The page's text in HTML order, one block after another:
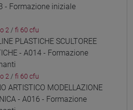
- Formazione iniziale
2 / fi 60 cfu
PLASTICHE SCULTOREE
- A014 - Formazione
2 / fi 60 cfu
ARTISTICO MODELLAZIONE
- A016 - Formazione